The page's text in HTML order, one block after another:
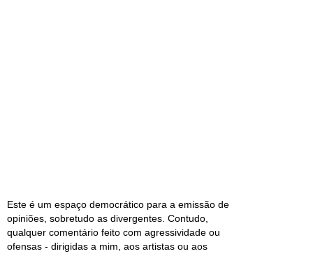
Este é um espaço democrático para a emissão de
opiniões, sobretudo as divergentes. Contudo,
qualquer comentário feito com agressividade ou
ofensas - dirigidas a mim, aos artistas ou aos